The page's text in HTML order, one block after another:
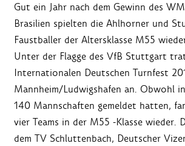
Gut ein Jahr nach dem Gewinn des
Brasilien spielten die Ahlhorner und
Faustballer der Altersklasse M55
Unter der Flagge des VfB Stuttgart
Internationalen Deutschen Turnfest
Mannheim/Ludwigshafen an. Obwohl
140 Mannschaften gemeldet hatten,
vier Teams in der M55 -Klasse wieder.
dem TV Schluttenbach, Deutscher